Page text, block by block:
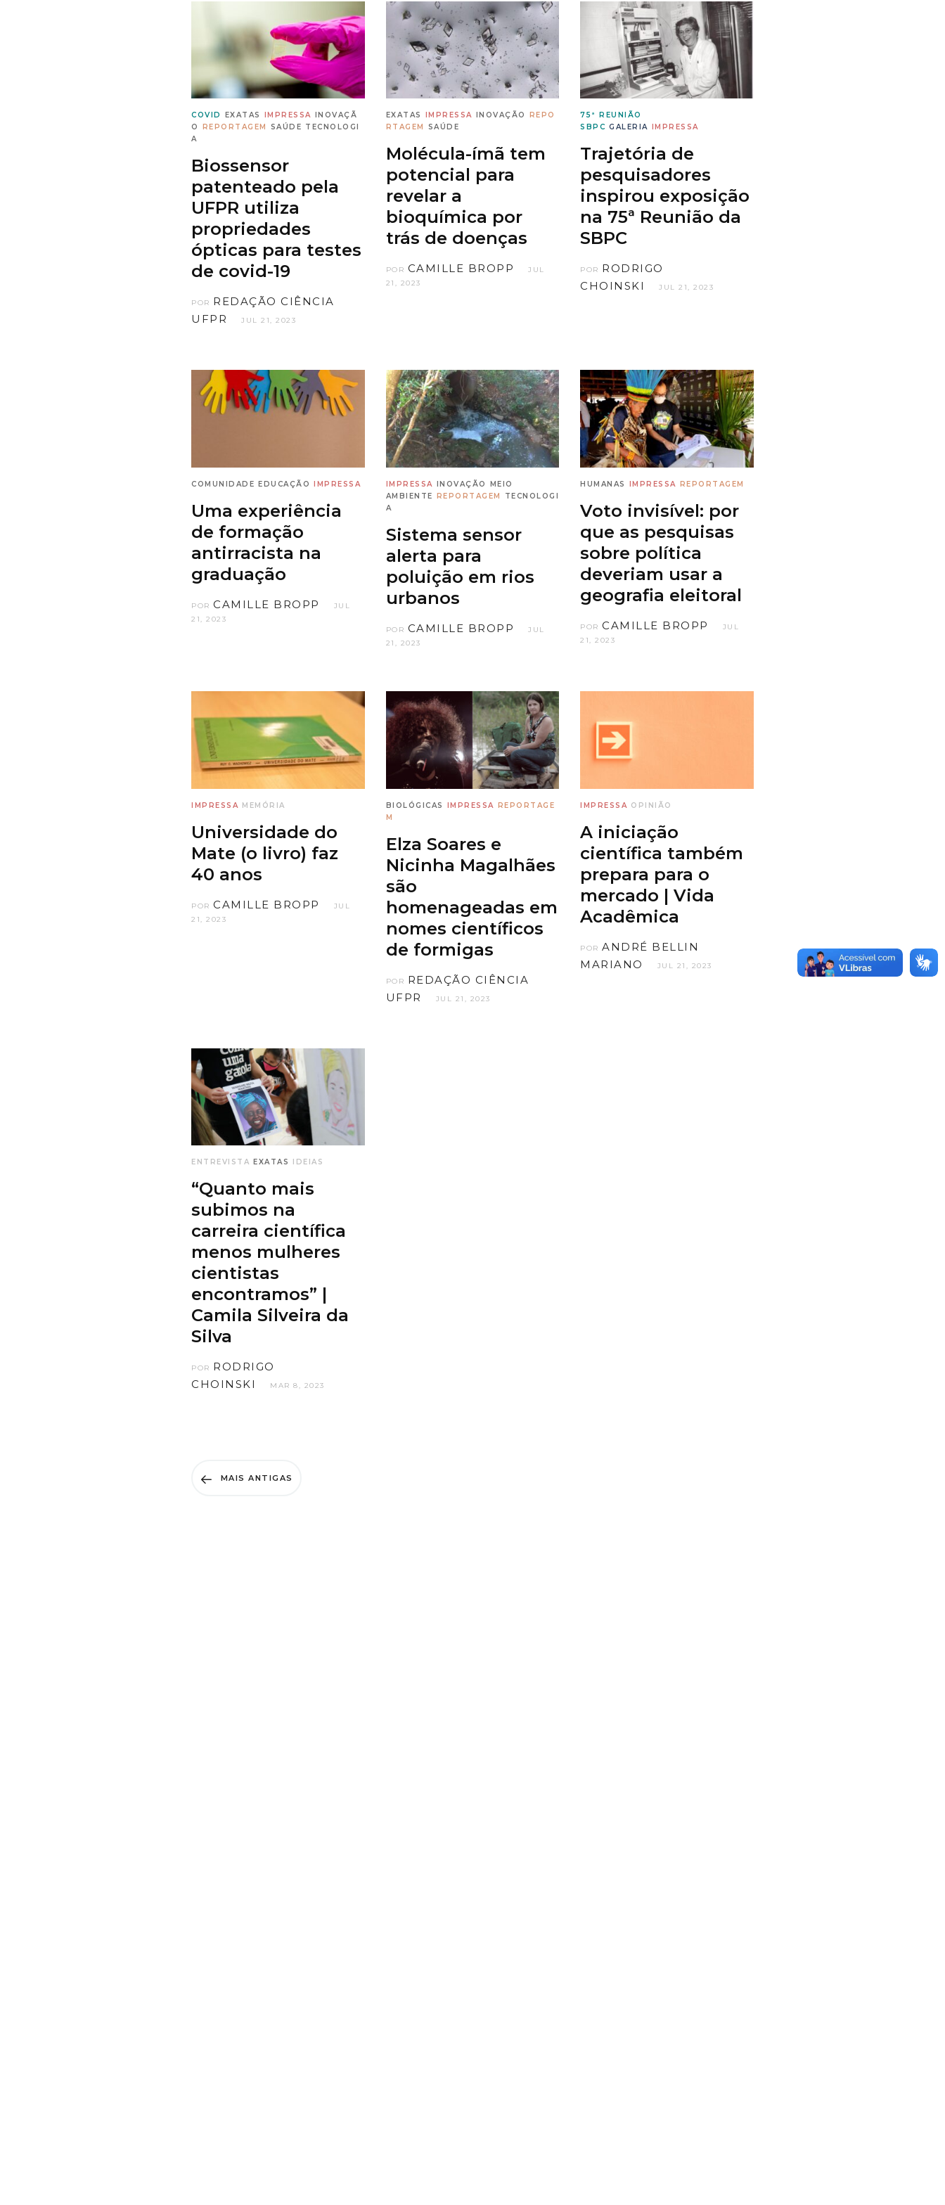
COVID EXATAS IMPRESSA
INOVAÇÃ
O
REPORTAGEM SAÚDE TECNOLOGI
A
Biossensor
patenteado pela
UFPR utiliza
propriedades
ópticas para testes
de covid-19
POR REDAÇÃO CIÊNCIA
UFPR
JUL 21, 2023
EXATAS IMPRESSA INOVAÇÃO
REPO
RTAGEM
SAÚDE
Molécula-ímã tem
potencial para
revelar a
bioquímica por
trás de doenças
POR CAMILLE BROPP
JUL
21, 2023
75ª REUNIÃO
SBPC GALERIA IMPRESSA
Trajetória de
pesquisadores
inspirou exposição
na 75ª Reunião da
SBPC
POR RODRIGO
CHOINSKI
JUL 21, 2023
COMUNIDADE EDUCAÇÃO IMPRESSA
Uma experiência
de formação
antirracista na
graduação
POR CAMILLE BROPP
JUL
21, 2023
IMPRESSA INOVAÇÃO
MEIO
AMBIENTE REPORTAGEM
TECNOLOGI
A
Sistema sensor
alerta para
poluição em rios
urbanos
POR CAMILLE BROPP
JUL
21, 2023
HUMANAS IMPRESSA REPORTAGEM
Voto invisível: por
que as pesquisas
sobre política
deveriam usar a
geografia eleitoral
POR CAMILLE BROPP
JUL
21, 2023
IMPRESSA MEMÓRIA
Universidade do
Mate (o livro) faz
40 anos
POR CAMILLE BROPP
JUL
21, 2023
BIOLÓGICAS IMPRESSA REPORTAGE
M
Elza Soares e
Nicinha Magalhães
são
homenageadas em
nomes científicos
de formigas
POR REDAÇÃO CIÊNCIA
UFPR
JUL 21, 2023
IMPRESSA OPINIÃO
A iniciação
científica também
prepara para o
mercado | Vida
Acadêmica
PORANDRÉ BELLIN
MARIANO
JUL 21, 2023
ENTREVISTA EXATAS IDEIAS
“Quanto mais
subimos na
carreira científica
menos mulheres
cientistas
encontramos” |
Camila Silveira da
Silva
POR RODRIGO
CHOINSKI
MAR 8, 2023
MAIS ANTIGAS